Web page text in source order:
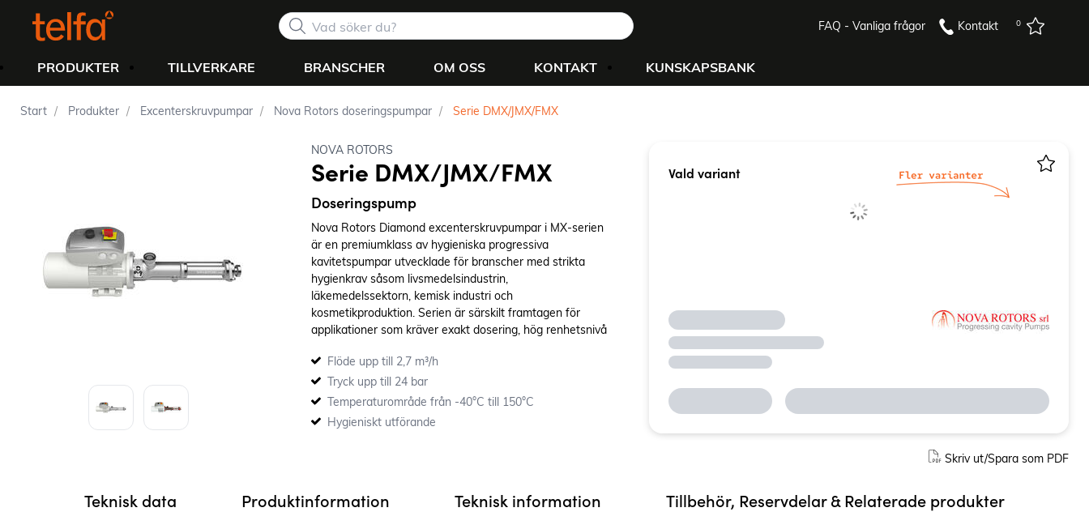
FAQ - Vanliga frågor Kontakt 0
PRODUKTER TILLVERKARE BRANSCHER OM OSS KONTAKT KUNSKAPSBANK
Start Produkter Excenterskruvpumpar Nova Rotors doseringspumpar Serie DMX/JMX/FMX
NOVA ROTORS
Serie DMX/JMX/FMX
Doseringspump
Nova Rotors Diamond excenterskruvpumpar i MX-serien
är en premiumklass av hygieniska progressiva
kavitetspumpar utvecklade för branscher med strikta
hygienkrav såsom livsmedelsindustrin,
läkemedelssektorn, kemisk industri och
kosmetikproduktion. Serien är särskilt framtagen för
applikationer som kräver exakt dosering, hög renhetsnivå
Flöde upp till 2,7 m³/h
Tryck upp till 24 bar
Temperaturområde från -40°C till 150°C
Hygieniskt utförande
Vald variant
Skriv ut/Spara som PDF
Teknisk data Produktinformation Teknisk information Tillbehör, Reservdelar & Relaterade produkter